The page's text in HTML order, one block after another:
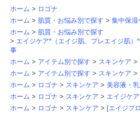
ホーム > ロゴナ
ホーム > 肌質・お悩み別で探す > 集中保湿
ホーム > 肌質・お悩み別で探す
> エイジケア*（エイジ肌、プレエイジ肌）
事
ホーム > アイテム別で探す > スキンケア >
ホーム > アイテム別で探す > スキンケア >
ホーム > ロゴナ > スキンケア > 美容液・
ホーム > ロゴナ > スキンケア > エイジケア
ホーム > ロゴナ > スキンケア > [エイジプ